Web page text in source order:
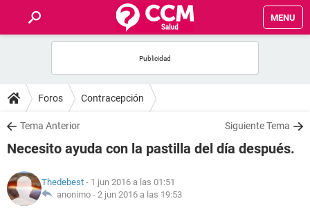
MENU
FOROS
SALUD
NUTRICIÓN
Foros Contracepción
Tema Anterior Siguiente Tema
Necesito ayuda con la pastilla del día después.
Thedebest - 1 jun 2016 a las 01:51
anonimo - 2 jun 2016 a las 19:53